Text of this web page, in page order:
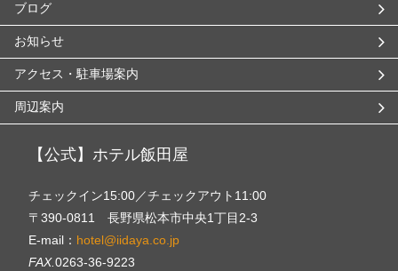
ブログ
お知らせ
アクセス・駐車場案内
周辺案内
【公式】ホテル飯田屋
チェックイン15:00／チェックアウト11:00
〒390-0811 長野県松本市中央1丁目2-3
E-mail： hotel@iidaya.co.jp
FAX.0263-36-9223